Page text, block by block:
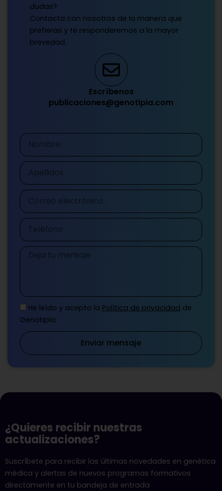
dudas?
Contacta con nosotros de la manera que
prefieras y te responderemos a la mayor
brevedad.
Escríbenos
publicaciones@genotipia.com
Nombre
Apellidos
Correo
electrónico
Teléfono
Mensaje
He leído y acepto la Política de privacidad de
Genotipia
Enviar mensaje
¿Quieres recibir nuestras
actualizaciones?
Suscríbete para recibir las últimas novedades en genética
médica y alertas de nuevos programas formativos
directamente en tu bandeja de entrada